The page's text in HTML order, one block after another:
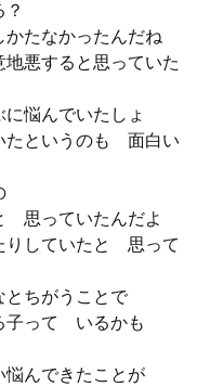
たなかったんだね
悪すると思っていた
悩んでいたしょ
たというのも 面白い
思っていたんだよ
りしていたと 思って
とちがうことで
子って いるかも
んできたことが